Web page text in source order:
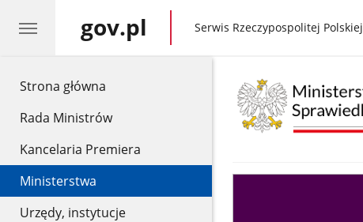
Strona główna
Rada Ministrów
Kancelaria Premiera
Ministerstwa
Urzędy, instytucje
gov.pl gov.pl
Serwis Rzeczypospolitej Polskiej